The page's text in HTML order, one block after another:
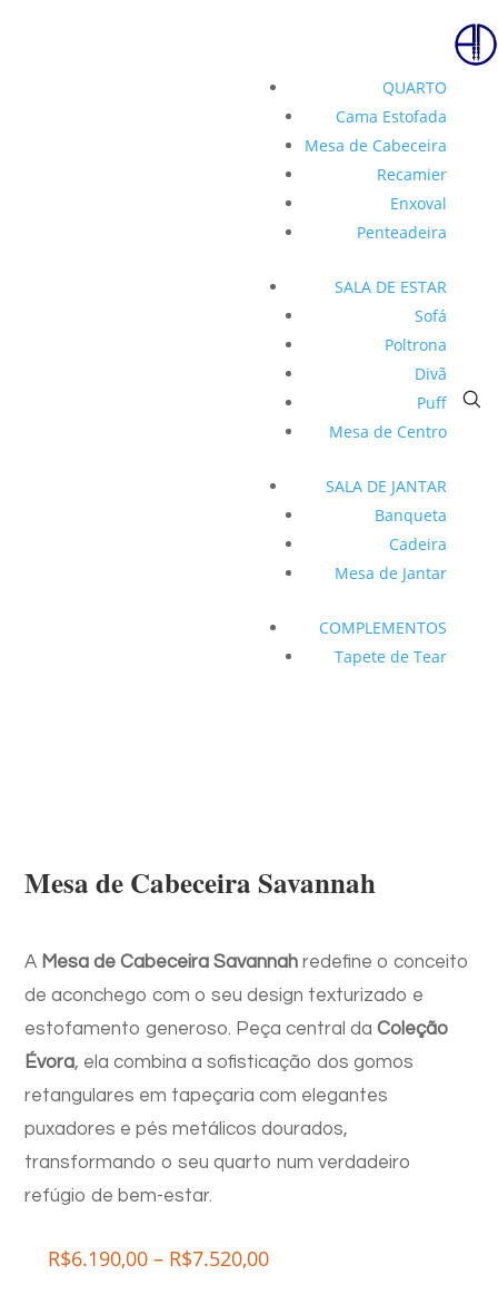
QUARTO
Cama Estofada
Mesa de Cabeceira
Recamier
Enxoval
Penteadeira
SALA DE ESTAR
Sofá
Poltrona
Divã
Puff
Mesa de Centro
SALA DE JANTAR
Banqueta
Cadeira
Mesa de Jantar
COMPLEMENTOS
Tapete de Tear
Mesa de Cabeceira Savannah
A Mesa de Cabeceira Savannah redefine o conceito
de aconchego com o seu design texturizado e
estofamento generoso. Peça central daColeção
Évora, ela combina a sofisticação dos gomos
retangulares em tapeçaria com elegantes
puxadores e pés metálicos dourados,
transformando o seu quarto num verdadeiro
refúgio de bem-estar.
R$6.190,00 – R$7.520,00Price